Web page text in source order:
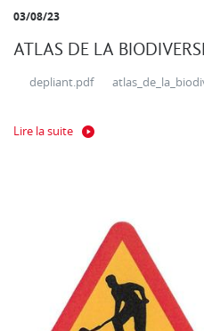
03/08/23
ATLAS DE LA
depliant.pdf
Lire la suite